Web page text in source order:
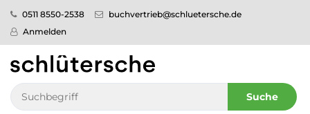
0511 8550-2538
buchvertrieb@schluetersche.de
Anmelden
Suche
Pflege
Veterinär­
medizin